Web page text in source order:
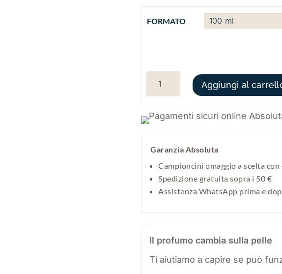
FORMATO
MYLO QUANTITÀ
Aggiungi al
Garanzia Absoluta
Campioncini omaggio a scelta
Spedizione gratuita sopra i 50 €
Assistenza WhatsApp prima e
Il profumo cambia sulla pelle
Ti aiutiamo a capire se può